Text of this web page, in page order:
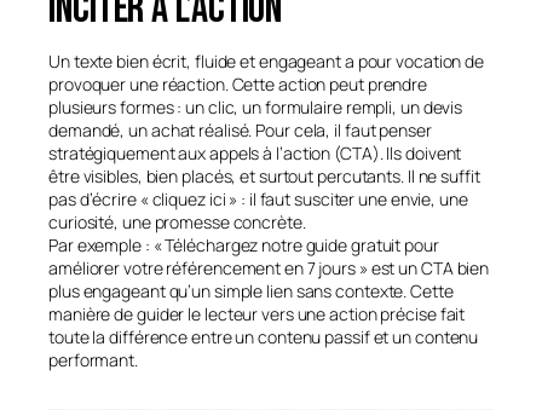
Un texte bien écrit, fluide et engageant a pour vocation de
provoquer une réaction. Cette action peut prendre
plusieurs formes : un clic, un formulaire rempli, un devis
demandé, un achat réalisé. Pour cela, il faut penser
stratégiquement aux appels à l’action (CTA). Ils doivent
être visibles, bien placés, et surtout percutants. Il ne suffit
pas d’écrire « cliquez ici » : il faut susciter une envie, une
curiosité, une promesse concrète.
Par exemple : « Téléchargez notre guide gratuit pour
améliorer votre référencement en 7 jours » est un CTA bien
plus engageant qu’un simple lien sans contexte. Cette
manière de guider le lecteur vers une action précise fait
toute la différence entre un contenu passif et un contenu
performant.